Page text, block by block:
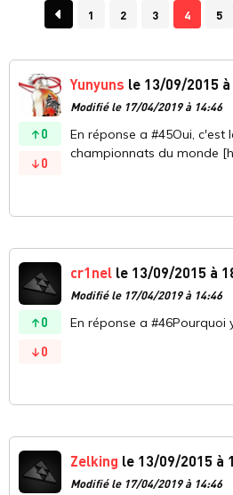
1 2 3 4 5
0
0
Yunyuns le 13/09/2015 à
Modifié le 17/04/2019 à 14:46
En réponse a #45Oui, c'est
championnats du monde
0
0
cr1nel le 13/09/2015 à
Modifié le 17/04/2019 à 14:46
En réponse a #46Pourquoi
Zelking le 13/09/2015 à
Modifié le 17/04/2019 à 14:46